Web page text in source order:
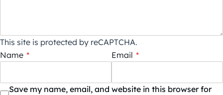
This site is protected by reCAPTCHA.
Name * Email *
Save my name, email, and website in this browser for